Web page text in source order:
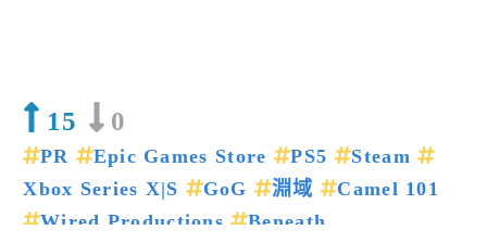
15 0
PR Epic Games Store PS5
Steam
Xbox Series X|S
GoG 淵域
Camel 101
Wired Productions
Beneath